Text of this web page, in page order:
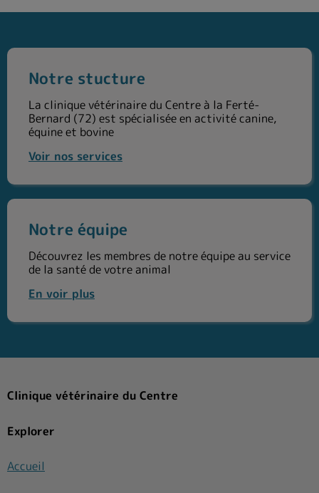
Notre stucture
La clinique vétérinaire du Centre à la Ferté-
Bernard (72) est spécialisée en activité canine,
équine et bovine
Voir nos services
Notre équipe
Notre équipe
Découvrez les membres de notre équipe au service
de la santé de votre animal
En voir plus
Explorer
Accueil
Clinique vétérinaire du Centre